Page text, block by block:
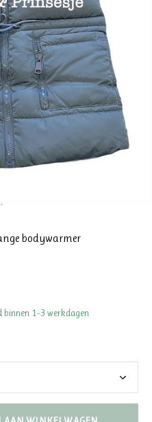
bodywarmer
1-3 werkdagen